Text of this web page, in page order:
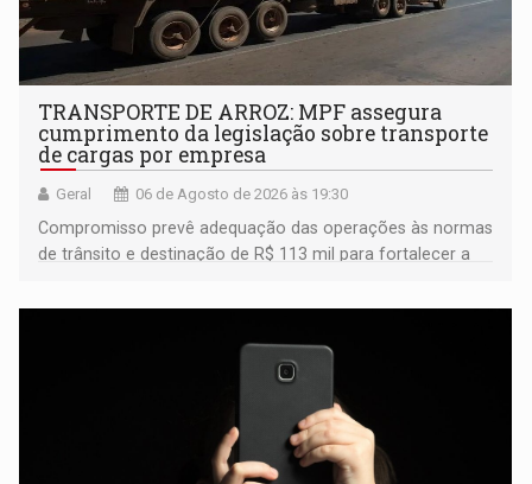
TRANSPORTE DE ARROZ: MPF assegura
cumprimento da legislação sobre transporte
de cargas por empresa
Geral 06 de Agosto de 2026 às 19:30
Compromisso prevê adequação das operações às normas
de trânsito e destinação de R$ 113 mil para fortalecer a